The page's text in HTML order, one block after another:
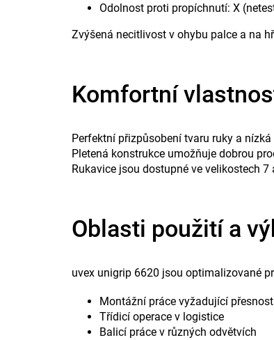
Odolnost proti propíchnutí: X
Zvýšená necitlivost v ohybu palce a na
Komfortní
Perfektní přizpůsobení tvaru ruky a
Pletená konstrukce umožňuje dobrou
Rukavice jsou dostupné ve velikostech
Oblasti použití a
uvex unigrip 6620 jsou optimalizované
Montážní práce vyžadující přesnost
Třídicí operace v logistice
Balicí práce v různých odvětvích